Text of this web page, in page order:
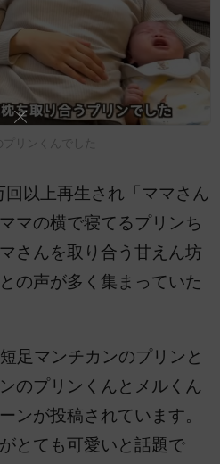
プリンくんでした
以上再生され「ママさん
マの横で寝てるプリンち
さんを取り合う甘えん坊
の声が多く集まっていた
足マンチカンのプリンと
のプリンくんとメルくん
ンが投稿されています。
とても可愛いと話題で